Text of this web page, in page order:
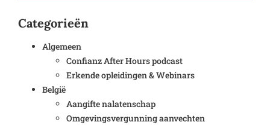
Categorieën
Algemeen
Confianz After Hours podcast
Erkende opleidingen & Webinars
België
Aangifte nalatenschap
Omgevingsvergunning aanvechten